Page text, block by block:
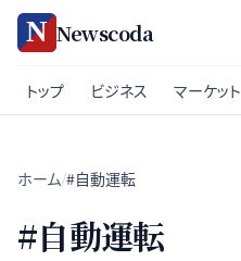
Newscoda
トップ ビジネス マーケット
ホーム/#自動運転
#自動運転